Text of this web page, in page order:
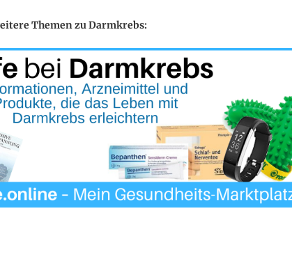
Themen zu Darmkrebs: